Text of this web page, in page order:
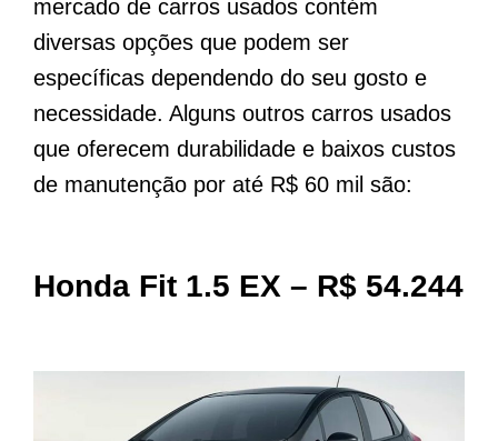
mercado de carros usados ​​contém
diversas opções que podem ser
específicas dependendo do seu gosto e
necessidade. Alguns outros carros usados ​​
que oferecem durabilidade e baixos custos
de manutenção por até R$ 60 mil são:
Honda Fit 1.5 EX – R$ 54.244